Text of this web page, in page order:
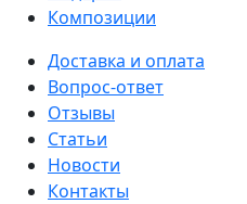
Композиции
Доставка и оплата
Вопрос-ответ
Отзывы
Статьи
Новости
Контакты